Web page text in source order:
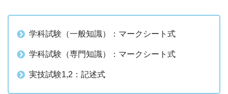
学科試験（一般知識）：マークシート式
学科試験（専門知識）：マークシート式
実技試験1,2：記述式